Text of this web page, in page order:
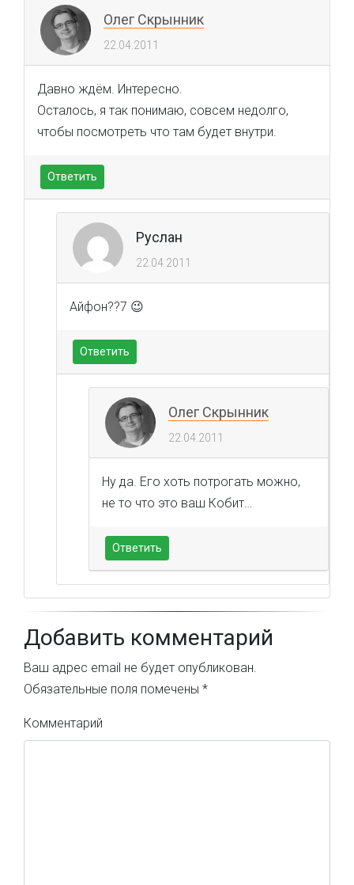
Олег Скрынник
22.04.2011
Давно ждём. Интересно.
Осталось, я так понимаю, совсем недолго,
чтобы посмотреть что там будет внутри.
Ответить
Руслан
22.04.2011
Айфон??7 😉
Ответить
Олег Скрынник
22.04.2011
Ну да. Его хоть потрогать можно,
не то что это ваш Кобит…
Ответить
Добавить комментарий
Ваш адрес email не будет опубликован.
Обязательные поля помечены *
Комментарий